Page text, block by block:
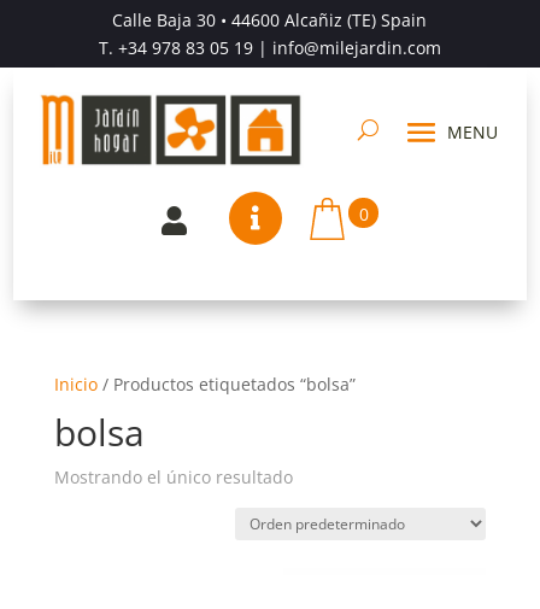
Calle Baja 30 • 44600 Alcañiz (TE) Spain
T. +34 978 83 05 19| info@milejardin.com
  0
Inicio/ Productos etiquetados “bolsa”
bolsa
Mostrando el único resultado